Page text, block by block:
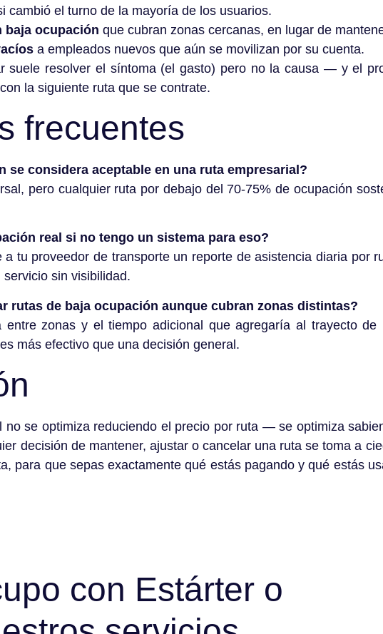
cambió el turno de la mayoría de los usuarios.
baja ocupación que cubran zonas cercanas, en lugar de
a empleados nuevos que aún se movilizan por su cuenta.
suele resolver el síntoma (el gasto) pero no la causa — y el
la siguiente ruta que se contrate.
frecuentes
se considera aceptable en una ruta empresarial?
pero cualquier ruta por debajo del 70-75% de ocupación
real si no tengo un sistema para eso?
a tu proveedor de transporte un reporte de asistencia diaria por
sin visibilidad.
rutas de baja ocupación aunque cubran zonas distintas?
entre zonas y el tiempo adicional que agregaría al trayecto
más efectivo que una decisión general.
no se optimiza reduciendo el precio por ruta — se optimiza
decisión de mantener, ajustar o cancelar una ruta se toma a
para que sepas exactamente qué estás pagando y qué estás
con Estárter o